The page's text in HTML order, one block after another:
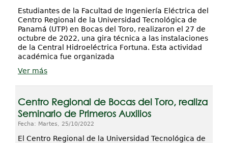
Estudiantes de la Facultad de Ingeniería Eléctrica del
Centro Regional de la Universidad Tecnológica de
Panamá (UTP) en Bocas del Toro, realizaron el 27 de
octubre de 2022, una gira técnica a las instalaciones
de la Central Hidroeléctrica Fortuna. Esta actividad
académica fue organizada
Ver más
Centro Regional de Bocas del Toro, realiza
Seminario de Primeros Auxilios
Fecha: Martes, 25/10/2022
El Centro Regional de la Universidad Tecnológica de